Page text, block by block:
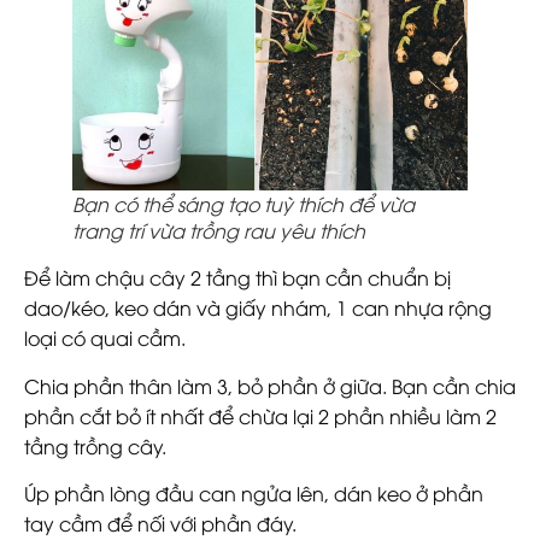
Bạn có thể sáng tạo tuỳ thích để vừa
trang trí vừa trồng rau yêu thích
Để làm chậu cây 2 tầng thì bạn cần chuẩn bị
dao/kéo, keo dán và giấy nhám, 1 can nhựa rộng
loại có quai cầm.
Chia phần thân làm 3, bỏ phần ở giữa. Bạn cần chia
phần cắt bỏ ít nhất để chừa lại 2 phần nhiều làm 2
tầng trồng cây.
Úp phần lòng đầu can ngửa lên, dán keo ở phần
tay cầm để nối với phần đáy.